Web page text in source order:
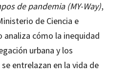
de pandemia (MY-Way),
de Ciencia e
analiza cómo la inequidad
urbana y los
entrelazan en la vida de